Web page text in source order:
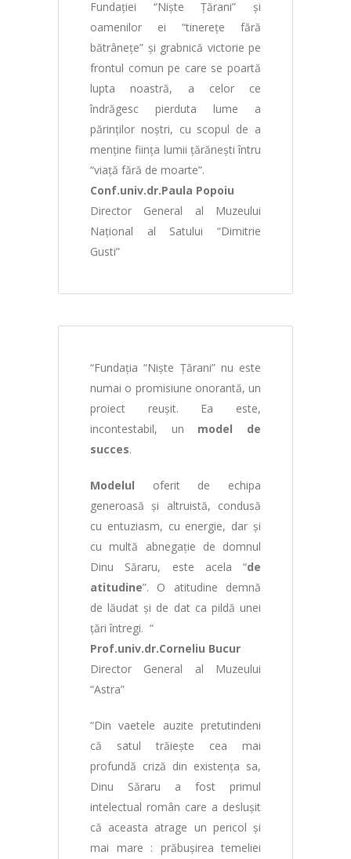
Fundaţiei “Nişte Ţărani” şi
oamenilor ei “tinereţe fără
bătrâneţe” şi grabnică victorie pe
frontul comun pe care se poartă
lupta noastră, a celor ce
îndrăgesc pierduta lume a
părinţilor noştri, cu scopul de a
menţine fiinţa lumii ţărăneşti întru
“viaţă fără de moarte”.
Conf.univ.dr.Paula Popoiu
Director General al Muzeului
Naţional al Satului “Dimitrie
Gusti”
“Fundaţia “Nişte Ţărani” nu este
numai o promisiune onorantă, un
proiect reuşit. Ea este,
incontestabil, un model de
succes.
Modelul oferit de echipa
generoasă şi altruistă, condusă
cu entuziasm, cu energie, dar şi
cu multă abnegaţie de domnul
Dinu Săraru, este acela “de
atitudine”. O atitudine demnă
de lăudat şi de dat ca pildă unei
ţări întregi. “
Prof.univ.dr.Corneliu Bucur
Director General al Muzeului
“Astra”
“Din vaetele auzite pretutindeni
că satul trăieşte cea mai
profundă criză din existenţa sa,
Dinu Săraru a fost primul
intelectual român care a desluşit
că aceasta atrage un pericol şi
mai mare : prăbuşirea temeliei